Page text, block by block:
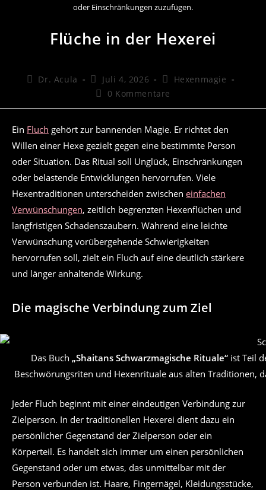
oder Einschränkungen zuzufügen.
Flüche in der Hexerei
Beitrags-
Dr. Acula
Beitrag
veröffentlicht:
Juli 4, 2026
Beitrags-
Kategorie:
Hexenmagie
Beitrags-
0 Kommentare
Ein Fluch gehört zur bannenden Magie. Er richtet den
Willen einer Hexe gezielt gegen eine bestimmte Person
oder Situation. Das Ritual soll Unglück, Einschränkungen
oder belastende Entwicklungen hervorrufen. Viele
Hexentraditionen unterscheiden zwischen einfachen
Verwünschungen, zeitlich begrenzten Hexenflüchen und
langfristigen Schadenszaubern. Während eine leichte
Verwünschung vorübergehende Schwierigkeiten
hervorrufen soll, zielt ein Fluch auf eine deutlich stärkere
und länger anhaltende Wirkung.
Die magische Verbindung zum Ziel
Das Buch „Shaitans Schwarzmagische Rituale“ist Teil
Beschwörungsriten und Hexenrituale aus alten Traditionen,
Jeder Fluch beginnt mit einer eindeutigen Verbindung zur
Zielperson. In der traditionellen Hexerei dient dazu ein
persönlicher Gegenstand der Zielperson oder ein
Körperteil. Es handelt sich immer um einen persönlichen
Gegenstand oder um etwas, das unmittelbar mit der
Person verbunden ist. Haare, Fingernägel, Kleidungsstücke,